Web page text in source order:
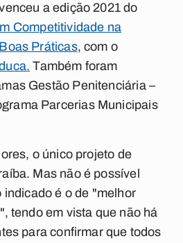
a edição 2021 do
Competitividade na
Práticas, com o
Também foram
Gestão Penitenciária –
Parcerias Municipais
o único projeto de
Mas não é possível
é o de "melhor
tendo em vista que não há
para confirmar que todos